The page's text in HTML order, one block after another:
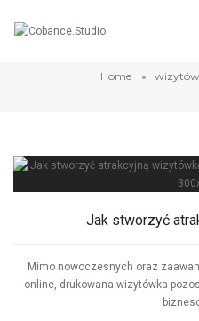
wizytówka
Home
Jak stworzyć
Mimo nowoczesnych oraz
online, drukowana wizytówka